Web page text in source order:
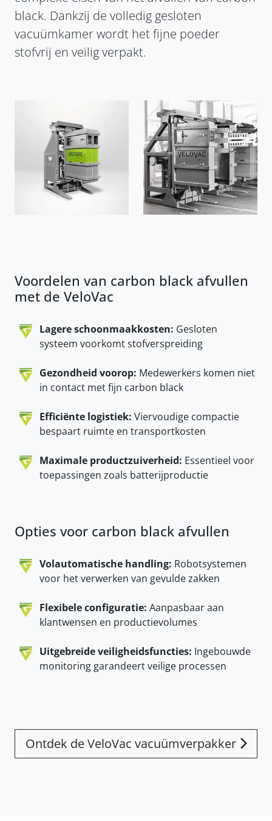
black. Dankzij de volledig gesloten
vacuümkamer wordt het fijne poeder
stofvrij en veilig verpakt.
Voordelen van carbon black afvullen
met de VeloVac
Lagere schoonmaakkosten: Gesloten
systeem voorkomt stofverspreiding
Gezondheid voorop: Medewerkers komen niet
in contact met fijn carbon black
Efficiënte logistiek: Viervoudige compactie
bespaart ruimte en transportkosten
Maximale productzuiverheid: Essentieel voor
toepassingen zoals batterijproductie
Opties voor carbon black afvullen
Volautomatische handling: Robotsystemen
voor het verwerken van gevulde zakken
Flexibele configuratie: Aanpasbaar aan
klantwensen en productievolumes
Uitgebreide veiligheidsfuncties: Ingebouwde
monitoring garandeert veilige processen
Ontdek de VeloVac vacuümverpakker